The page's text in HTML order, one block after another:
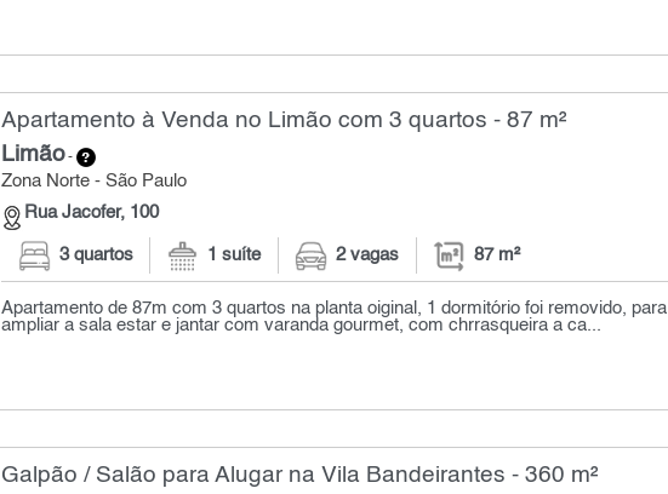
Apartamento à Venda no Limão com 3 quartos - 87 m²
Limão-
Zona Norte - São Paulo
Rua Jacofer, 100
3 quartos 1 suíte 2 vagas 87 m²
Apartamento de 87m com 3 quartos na planta oiginal, 1 dormitório foi removido, para
ampliar a sala estar e jantar com varanda gourmet, com chrrasqueira a ca...
Galpão / Salão para Alugar na Vila Bandeirantes - 360 m²